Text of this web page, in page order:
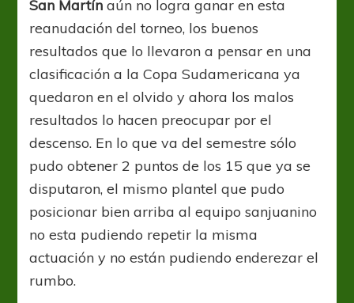
San Martín aún no logra ganar en esta
reanudación del torneo, los buenos
resultados que lo llevaron a pensar en una
clasificación a la Copa Sudamericana ya
quedaron en el olvido y ahora los malos
resultados lo hacen preocupar por el
descenso. En lo que va del semestre sólo
pudo obtener 2 puntos de los 15 que ya se
disputaron, el mismo plantel que pudo
posicionar bien arriba al equipo sanjuanino
no esta pudiendo repetir la misma
actuación y no están pudiendo enderezar el
rumbo.